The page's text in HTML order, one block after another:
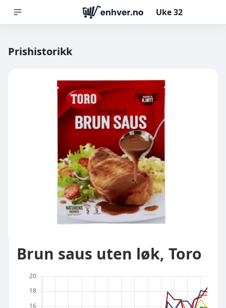
Uke32
Prishistorikk
Brun saus uten løk, Toro